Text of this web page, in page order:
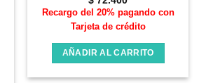
Recargo del 20% pagando con
Tarjeta de crédito
AÑADIR AL CARRITO